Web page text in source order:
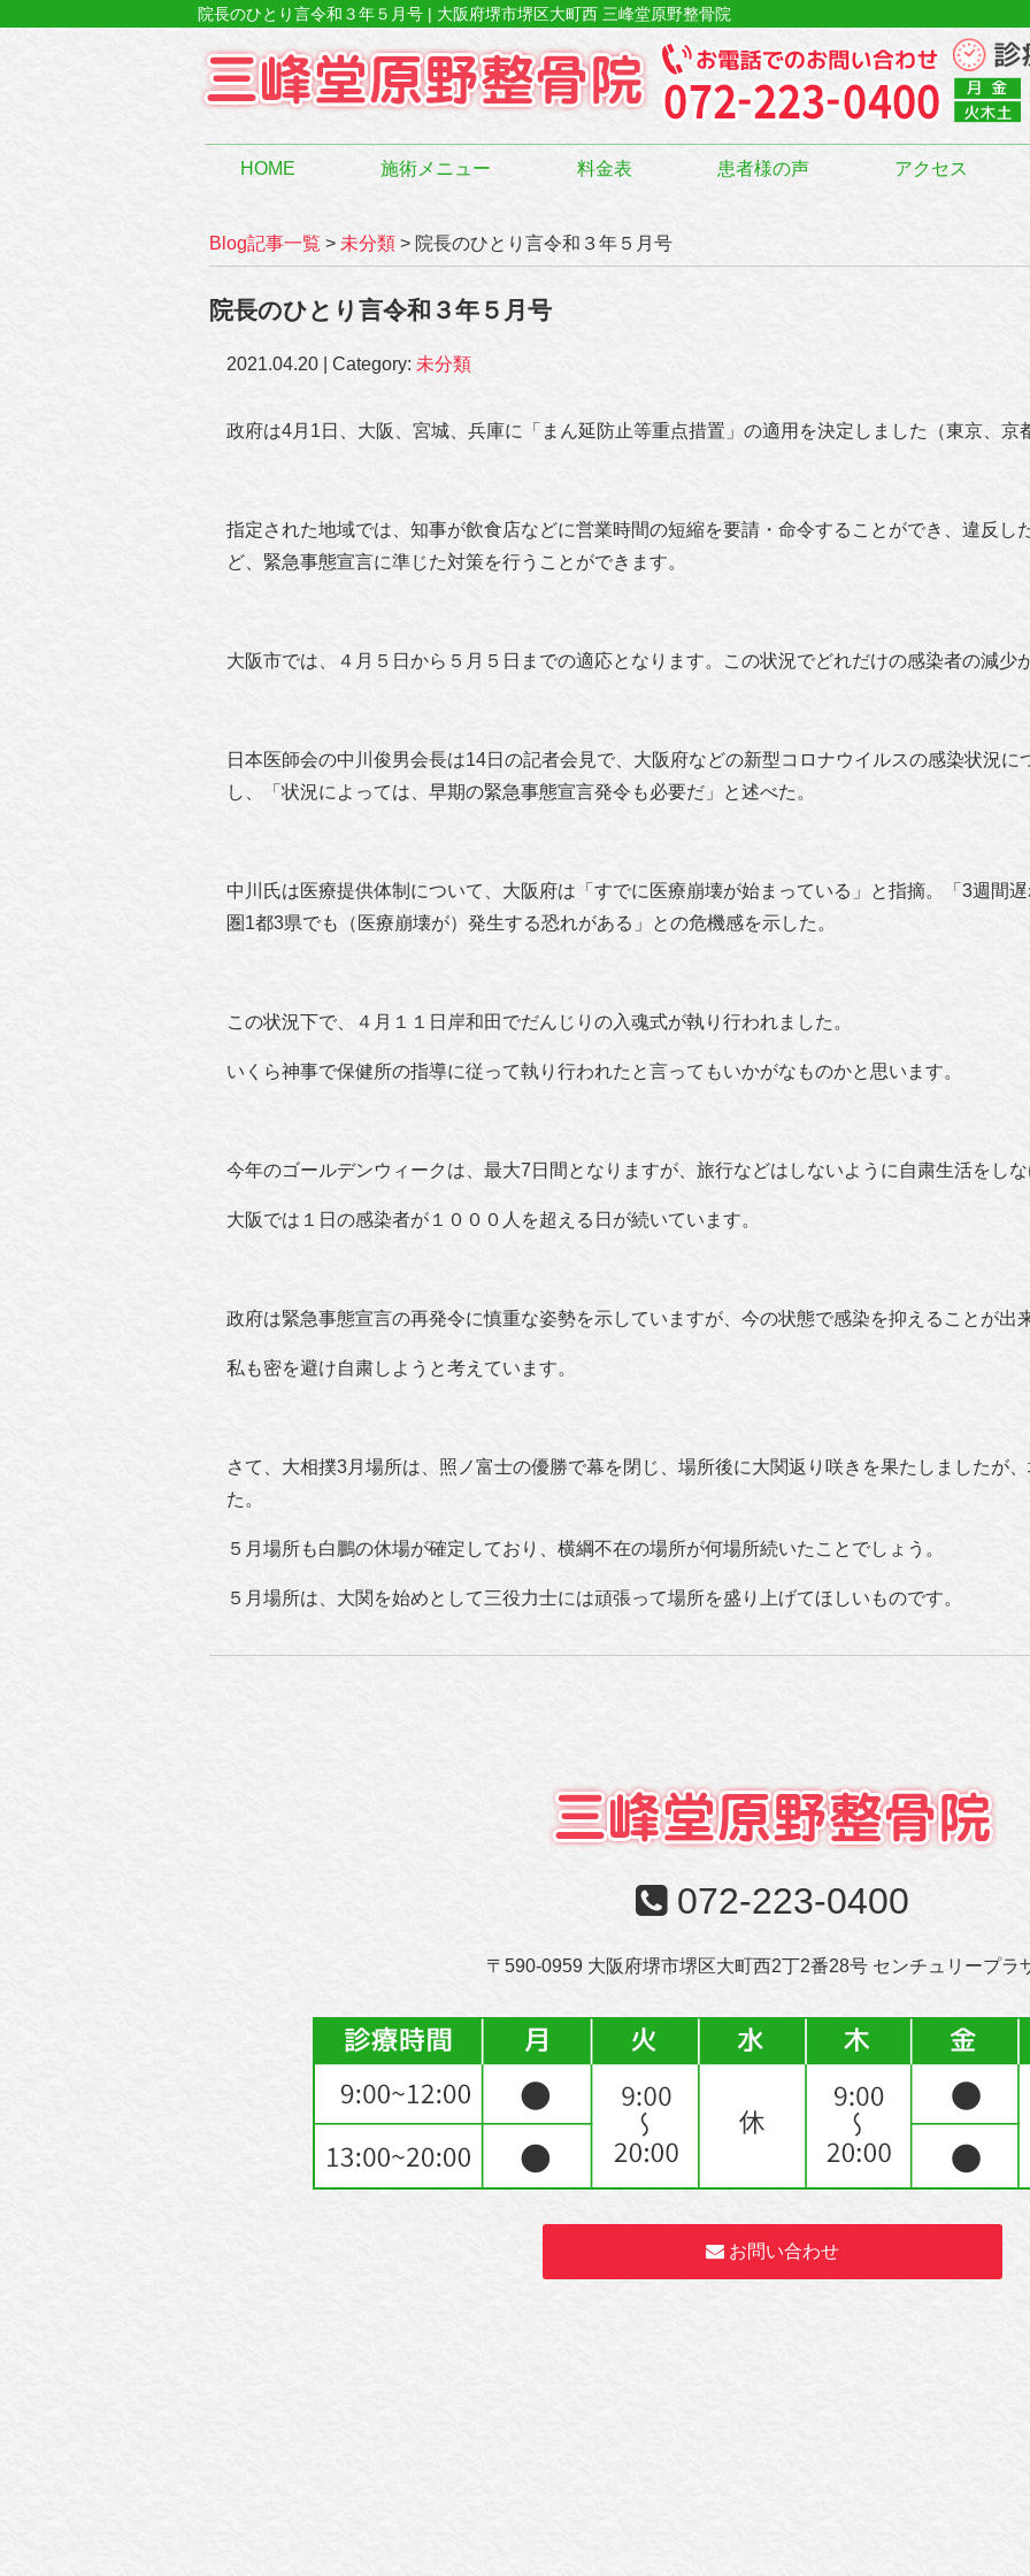
院長のひとり言令和３年５月号 | 大阪府堺市堺区大町西 三峰堂原野整骨院
HOME 施術メニュー 料金表 患者様の声 アクセス
Blog記事一覧 > 未分類 > 院長のひとり言令和３年５月号
院長のひとり言令和３年５月号
2021.04.20 | Category: 未分類
政府は4月1日、大阪、宮城、兵庫に「まん延防止等重点措置」の適用を決定しました（東京、京
指定された地域では、知事が飲食店などに営業時間の短縮を要請・命令することができ、違反し
ど、緊急事態宣言に準じた対策を行うことができます。
大阪市では、４月５日から５月５日までの適応となります。この状況でどれだけの感染者の減少
日本医師会の中川俊男会長は14日の記者会見で、大阪府などの新型コロナウイルスの感染状況に
し、「状況によっては、早期の緊急事態宣言発令も必要だ」と述べた。
中川氏は医療提供体制について、大阪府は「すでに医療崩壊が始まっている」と指摘。「3週間
圏1都3県でも（医療崩壊が）発生する恐れがある」との危機感を示した。
この状況下で、４月１１日岸和田でだんじりの入魂式が執り行われました。
いくら神事で保健所の指導に従って執り行われたと言ってもいかがなものかと思います。
今年のゴールデンウィークは、最大7日間となりますが、旅行などはしないように自粛生活をし
大阪では１日の感染者が１０００人を超える日が続いています。
政府は緊急事態宣言の再発令に慎重な姿勢を示していますが、今の状態で感染を抑えることが出
私も密を避け自粛しようと考えています。
さて、大相撲3月場所は、照ノ富士の優勝で幕を閉じ、場所後に大関返り咲きを果たしましたが
た。
５月場所も白鵬の休場が確定しており、横綱不在の場所が何場所続いたことでしょう。
５月場所は、大関を始めとして三役力士には頑張って場所を盛り上げてほしいものです。
072-223-0400
〒590-0959 大阪府堺市堺区大町西2丁2番28号 センチュリープラ
お問い合わせ